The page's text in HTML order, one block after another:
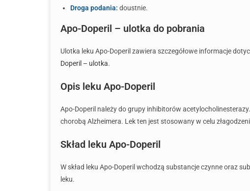
Droga podania: doustnie.
Apo-Doperil – ulotka do pobrania
Ulotka leku Apo-Doperil zawiera szczegółowe informacje
Doperil – ulotka.
Opis leku Apo-Doperil
Apo-Doperil należy do grupy inhibitorów
chorobą Alzheimera. Lek ten jest stosowany w celu
Skład leku Apo-Doperil
W skład leku Apo-Doperil wchodzą substancje czynne oraz
leku.